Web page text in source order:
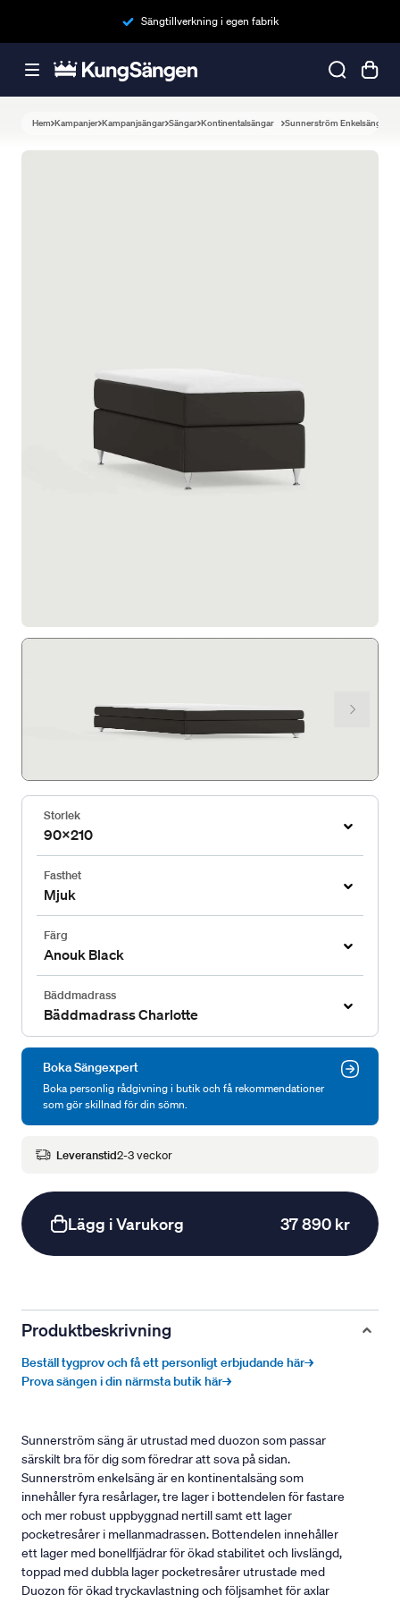
Sängtillverkning i egen fabrik
Hem Kampanjer Kampanjsängar Sängar Kontinentalsängar Sunnerström Enkelsäng
Storlek
90x210
Fasthet
Mjuk
Färg
Anouk Black
Bäddmadrass
Bäddmadrass Charlotte
Boka Sängexpert
Boka personlig rådgivning i butik och få rekommendationer
som gör skillnad för din sömn.
Leveranstid2-3 veckor
Lägg i Varukorg 37 890 kr
Produktbeskrivning
Beställ tygprov och få ett personligt erbjudande här→
Prova sängen i din närmsta butik här→
Sunnerström säng är utrustad med duozon som passar
särskilt bra för dig som föredrar att sova på sidan.
Sunnerström enkelsäng är en kontinentalsäng som
innehåller fyra resårlager, tre lager i bottendelen för fastare
och mer robust uppbyggnad nertill samt ett lager
pocketresårer i mellanmadrassen. Bottendelen innehåller
ett lager med bonellfjädrar för ökad stabilitet och livslängd,
toppad med dubbla lager pocketresårer utrustade med
Duozon för ökad tryckavlastning och följsamhet för axlar